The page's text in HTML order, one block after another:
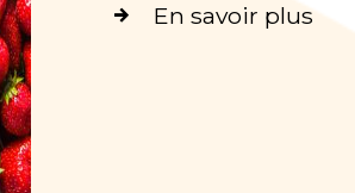
En savoir plus